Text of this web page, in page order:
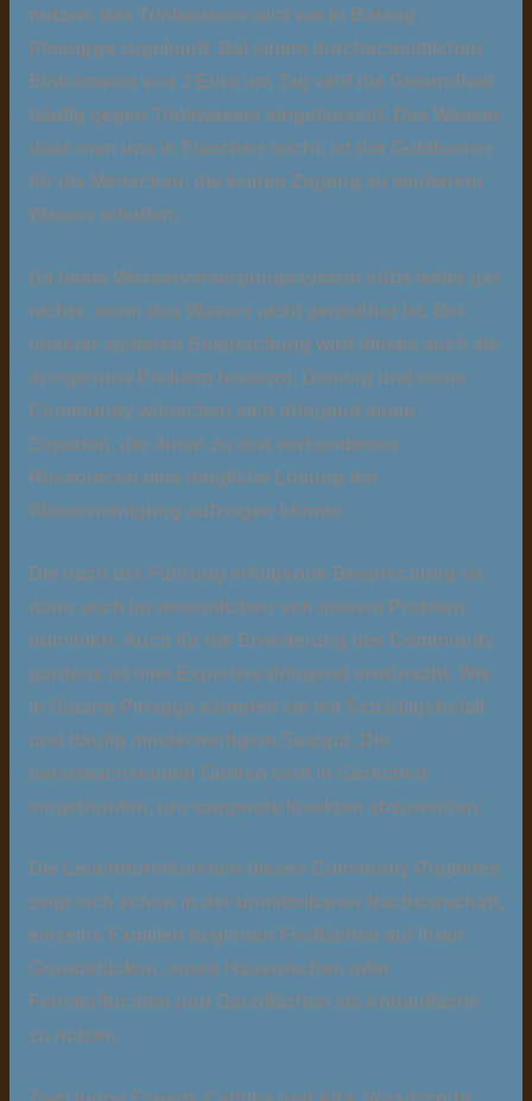
nutzen, das Trinkwasser wird wie in Batang
Pinangga zugekauft. Bei einem durchschnittlichen
Einkommen von 3 Euro am Tag wird die Gesundheit
häufig gegen Trinkwasser eingetauscht. Das Wasser,
dass man uns in Flaschen reicht, ist der Goldbarren
für die Menschen, die keinen Zugang zu sauberem
Wasser erhalten.
Da beste Wasserversorgungssystem nützt leider gar
nichts, wenn das Wasser nicht genießbar ist. Bei
unserer späteren Besprechung wird dieses auch als
dringendes Problem benannt. Dioning und seine
Community wünschen sich dringend einen
Experten, der ihnen zu den vorhandenen
Ressourcen eine mögliche Lösung der
Wasserreinigung aufzeigen könnte.
Die nach der Führung erfolgende Besprechung ist
dann auch im wesentlichen von diesem Problem
dominiert. Auch für die Erweiterung des Community
gardens ist eine Expertise dringend erwünscht. Wie
in Batang Pinagga kämpfen sie mit Schädligsbefall
und häufig minderwertigem Saatgut. Die
heranwachsenden Gurken sind in Säckchen
eingebunden, um saugende Insekten abzuwehren.
Die Leuchtturmfunktion dieses Communiy Projektes
zeigt sich schon in der unmittelbaren Nachbarschaft,
einzelne Familien beginnen Freiflächen auf ihren
Grundstücken, sowie Hausnischen oder
Fensterfluchten und Dachflächen als Anbaufläche
zu nutzen.